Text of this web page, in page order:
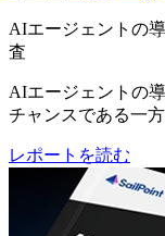
AIエージェントの
査
AIエージェントの
チャンスである一
レポートを読む